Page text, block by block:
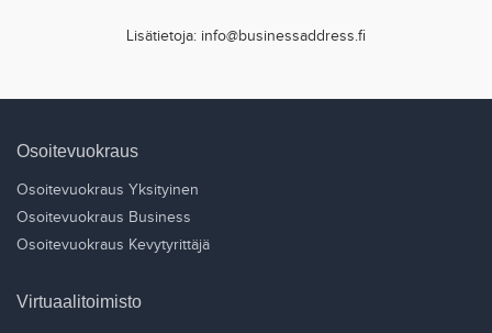
Lisätietoja: info@businessaddress.fi
Osoitevuokraus
Osoitevuokraus Yksityinen
Osoitevuokraus Business
Osoitevuokraus Kevytyrittäjä
Virtuaalitoimisto